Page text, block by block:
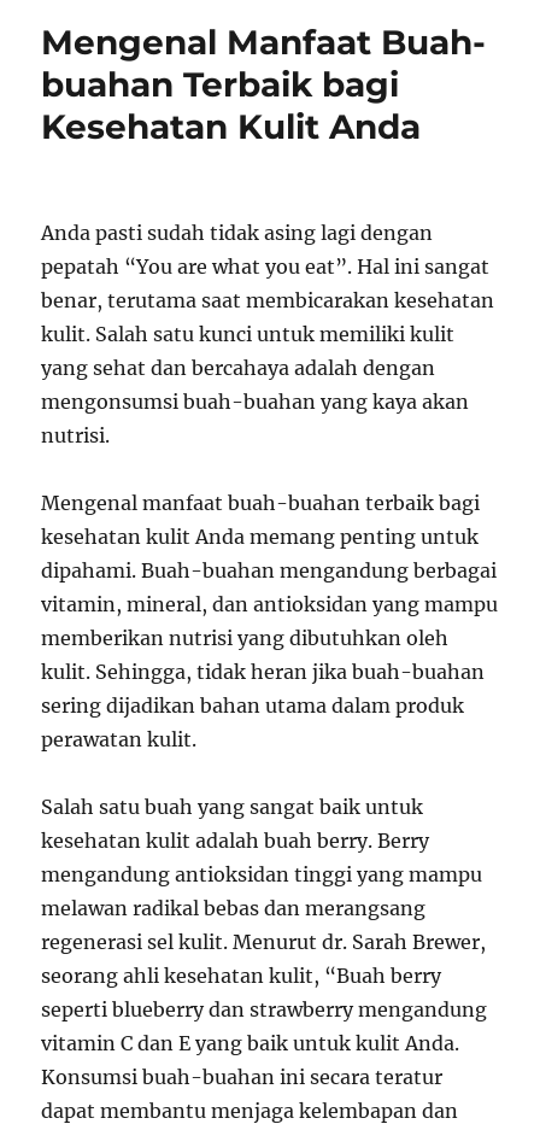
Mengenal Manfaat Buah-
buahan Terbaik bagi
Kesehatan Kulit Anda
Anda pasti sudah tidak asing lagi dengan
pepatah “You are what you eat”. Hal ini sangat
benar, terutama saat membicarakan kesehatan
kulit. Salah satu kunci untuk memiliki kulit
yang sehat dan bercahaya adalah dengan
mengonsumsi buah-buahan yang kaya akan
nutrisi.
Mengenal manfaat buah-buahan terbaik bagi
kesehatan kulit Anda memang penting untuk
dipahami. Buah-buahan mengandung berbagai
vitamin, mineral, dan antioksidan yang mampu
memberikan nutrisi yang dibutuhkan oleh
kulit. Sehingga, tidak heran jika buah-buahan
sering dijadikan bahan utama dalam produk
perawatan kulit.
Salah satu buah yang sangat baik untuk
kesehatan kulit adalah buah berry. Berry
mengandung antioksidan tinggi yang mampu
melawan radikal bebas dan merangsang
regenerasi sel kulit. Menurut dr. Sarah Brewer,
seorang ahli kesehatan kulit, “Buah berry
seperti blueberry dan strawberry mengandung
vitamin C dan E yang baik untuk kulit Anda.
Konsumsi buah-buahan ini secara teratur
dapat membantu menjaga kelembapan dan